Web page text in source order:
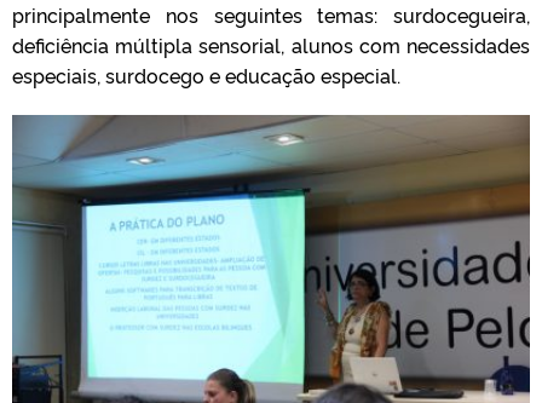
principalmente nos seguintes temas: surdocegueira,
deficiência múltipla sensorial, alunos com necessidades
especiais, surdocego e educação especial.